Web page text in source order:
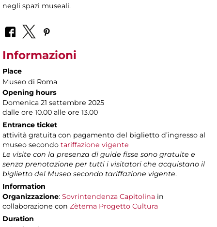
negli spazi museali.
Informazioni
Place
Museo di Roma
Opening hours
Domenica 21 settembre 2025
dalle ore 10.00 alle ore 13.00
Entrance ticket
attività gratuita con pagamento del biglietto d’ingresso al
museo secondo tariffazione vigente
Le visite con la presenza di guide fisse sono gratuite e
senza prenotazione per tutti i visitatori che acquistano il
biglietto del Museo secondo tariffazione vigente.
Information
Organizzazione: Sovrintendenza Capitolina in
collaborazione con Zètema Progetto Cultura
Duration